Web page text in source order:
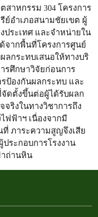
สาหกรรม 304 โครงการ
ย์อำเภอสนามชัยเขต ผู้
ประเทศ และจำหน่ายใน
จากพื้นที่โครงการศูนย์
ลกระทบเสนอให้ทางบริ
รศึกษาวิจัยก่อนการ
ป้องกันผลกระทบ และ
ดตั้งขึ้นต่อผู้ได้รับผลก
จริงในทางวิชาการถึง
ฟฟ้าฯ เนื่องจากมี
ภาระความสูญจึงเสีย
ระกอบการโรงงาน
าถ่านหิน